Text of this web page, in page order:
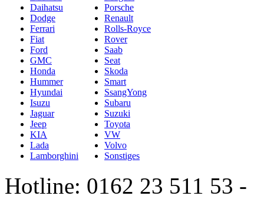
Daihatsu
Dodge
Ferrari
Fiat
Ford
GMC
Honda
Hummer
Hyundai
Isuzu
Jaguar
Jeep
KIA
Lada
Lamborghini
Porsche
Renault
Rolls-Royce
Rover
Saab
Seat
Skoda
Smart
SsangYong
Subaru
Suzuki
Toyota
VW
Volvo
Sonstiges
Hotline: 0162 23 511 53 -